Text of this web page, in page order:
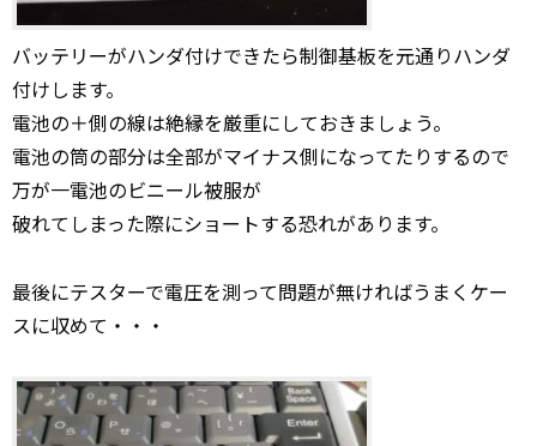
バッテリーがハンダ付けできたら制御基板を元通りハンダ
付けします。
電池の＋側の線は絶縁を厳重にしておきましょう。
電池の筒の部分は全部がマイナス側になってたりするので
万が一電池のビニール被服が
破れてしまった際にショートする恐れがあります。
最後にテスターで電圧を測って問題が無ければうまくケー
スに収めて・・・